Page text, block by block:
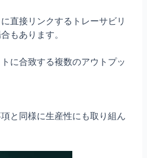
直接リンクするトレーサビリ
もあります。
に合致する複数のアウトプッ
と同様に生産性にも取り組ん